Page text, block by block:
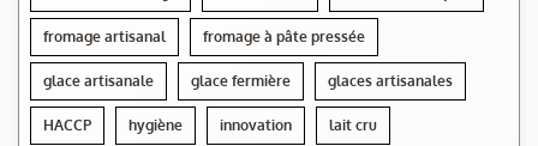
fromage artisanal fromage à pâte pressée
glace artisanale glace fermière glaces artisanales
HACCP hygiène innovation lait cru